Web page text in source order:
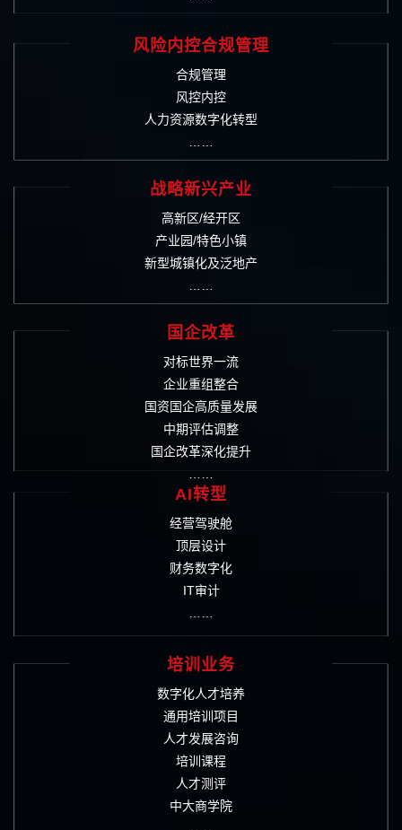
风险内控合规管理
合规管理
风控内控
人力资源数字化转型
战略新兴产业
高新区/经开区
产业园/特色小镇
新型城镇化及泛地产
国企改革
对标世界一流
企业重组整合
国资国企高质量发展
中期评估调整
国企改革深化提升
AI转型
经营驾驶舱
顶层设计
财务数字化
IT审计
培训业务
数字化人才培养
通用培训项目
人才发展咨询
培训课程
人才测评
中大商学院